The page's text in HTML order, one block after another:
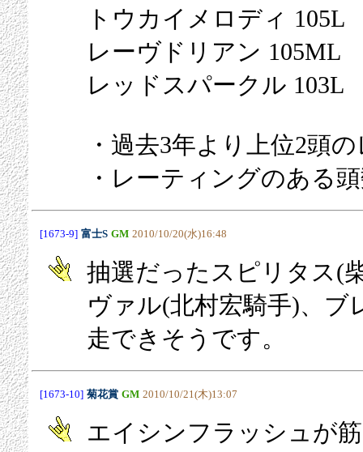
トウカイメロディ 105L
レーヴドリアン 105ML
レッドスパークル 103L
・過去3年より上位2頭
・レーティングのある
[1673-9] 富士S GM 2010/10/20(水)16:48
抽選だったスピリタス(
ヴァル(北村宏騎手)、ブ
走できそうです。
[1673-10] 菊花賞 GM 2010/10/21(木)13:07
エイシンフラッシュが